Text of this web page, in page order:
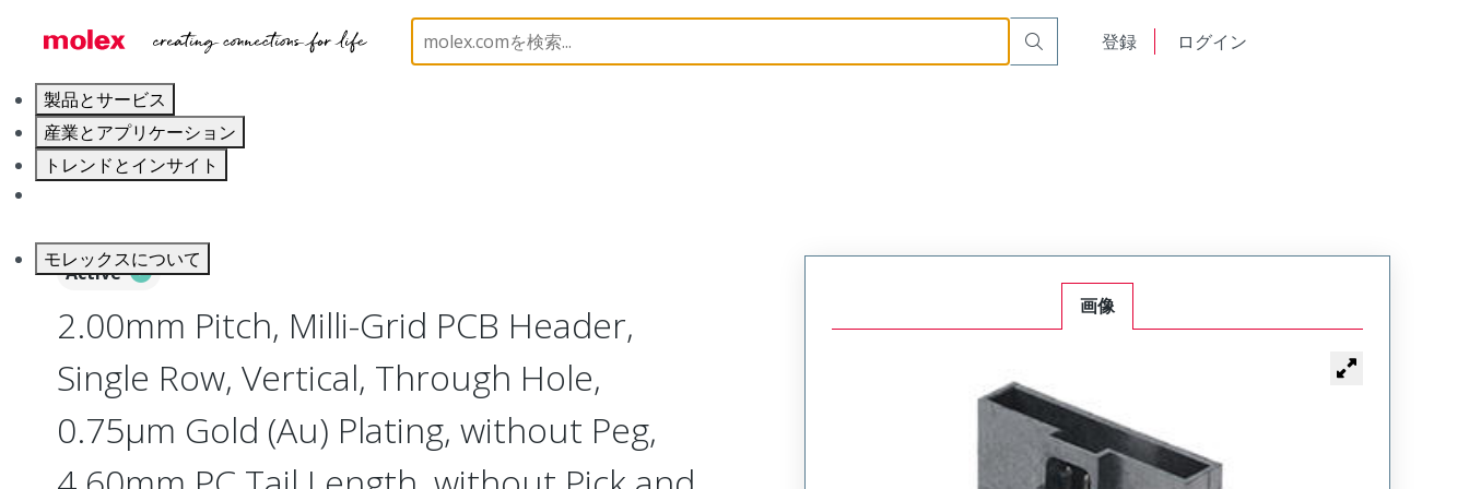
登録 ログイン
製品とサービス
産業とアプリケーション
トレンドとインサイト
モレックスについて
PCB / Wire Connectors PCB Headers and Receptacles 151063 1510635308
Active
2.00mm Pitch, Milli-Grid PCB Header,
Single Row, Vertical, Through Hole,
0.75µm Gold (Au) Plating, without Peg,
画像